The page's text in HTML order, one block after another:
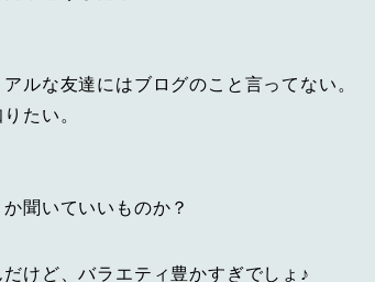
ルな友達にはブログのこと言ってない。
たい。
聞いていいものか？
けど、バラエティ豊かすぎでしょ♪